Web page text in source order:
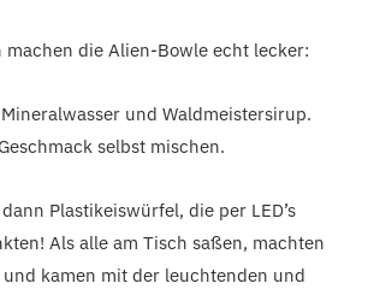
machen die Alien-Bowle echt lecker:
und Waldmeistersirup.
selbst mischen.
Plastikeiswürfel, die per LED’s
Als alle am Tisch saßen, machten
kamen mit der leuchtenden und